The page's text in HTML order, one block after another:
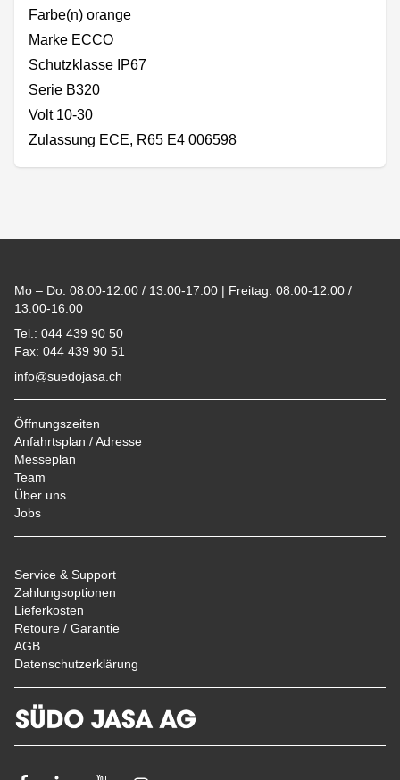
Farbe(n) orange
Marke ECCO
Schutzklasse IP67
Serie B320
Volt 10-30
Zulassung ECE, R65 E4 006598
Mo – Do: 08.00-12.00 / 13.00-17.00 | Freitag: 08.00-12.00 /
13.00-16.00
Tel.: 044 439 90 50
Fax: 044 439 90 51
info@suedojasa.ch
Öffnungszeiten
Anfahrtsplan / Adresse
Messeplan
Team
Über uns
Jobs
Service & Support
Zahlungsoptionen
Lieferkosten
Retoure / Garantie
AGB
Datenschutzerklärung